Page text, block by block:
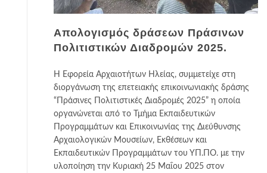
Απολογισμός δράσεων Πράσινων
Πολιτιστικών Διαδρομών 2025.
Η Εφορεία Αρχαιοτήτων Ηλείας, συμμετείχε στη
διοργάνωση της επετειακής επικοινωνιακής δράσης
“Πράσινες Πολιτιστικές Διαδρομές 2025” η οποία
οργανώνεται από το Τμήμα Εκπαιδευτικών
Προγραμμάτων και Επικοινωνίας της Διεύθυνσης
Αρχαιολογικών Μουσείων, Εκθέσεων και
Εκπαιδευτικών Προγραμμάτων του ΥΠ.ΠΟ. με την
υλοποίηση την Κυριακή 25 Μαΐου 2025 στον